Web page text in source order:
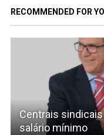
RECOMMENDED FOR
Centrais
salário mínimo